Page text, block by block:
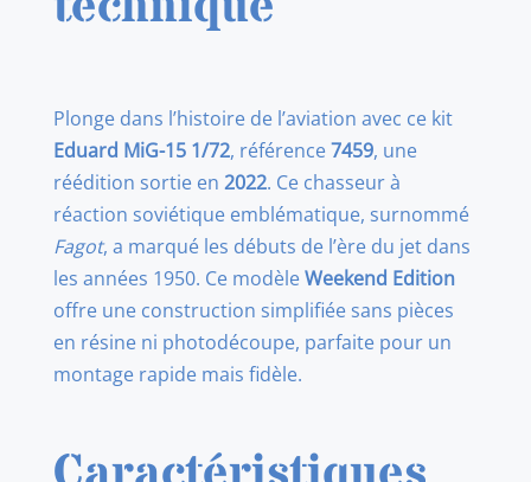
15
Plonge dans l’histoire de l’aviation avec ce kit
Eduard MiG-15 1/72, référence7459, une
réédition sortie en 2022. Ce chasseur à
réaction soviétique emblématique, surnommé
Fagot, a marqué les débuts de l’ère du jet dans
les années 1950. Ce modèleWeekend Edition
offre une construction simplifiée sans pièces
en résine ni photodécoupe, parfaite pour un
montage rapide mais fidèle.